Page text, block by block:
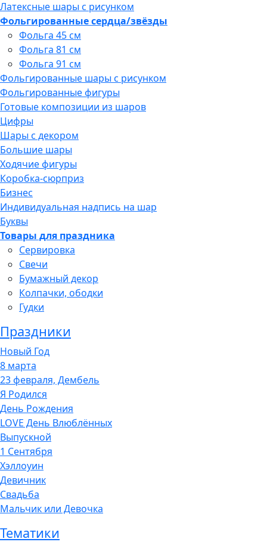
Латексные шары с рисунком
Фольгированные сердца/звёзды
Фольга 45 см
Фольга 81 см
Фольга 91 см
Фольгированные шары с рисунком
Фольгированные фигуры
Готовые композиции из шаров
Цифры
Шары с декором
Большие шары
Ходячие фигуры
Коробка-сюрприз
Бизнес
Индивидуальная надпись на шар
Буквы
Товары для праздника
Сервировка
Свечи
Бумажный декор
Колпачки, ободки
Гудки
Праздники
Новый Год
8 марта
23 февраля, Дембель
Я Родился
День Рождения
LOVE День Влюблённых
Выпускной
1 Сентября
Хэллоуин
Девичник
Свадьба
Мальчик или Девочка
Тематики